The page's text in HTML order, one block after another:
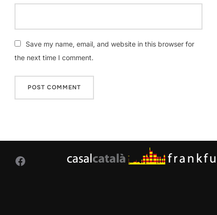
Save my name, email, and website in this browser for
the next time I comment.
Facebook